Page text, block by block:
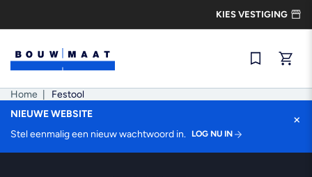
inhoud
KIES VESTIGING
Snel
Home
Festool
NIEUWE WEBSITE
Stel eenmalig een nieuw wachtwoord in.
LOG NU IN
×